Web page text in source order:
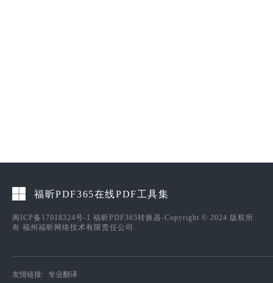
福昕PDF365在线PDF工具集
闽ICP备17018324号-1 福昕PDF365转换器-Copyright © 2024 版权所
有 福州福昕网络技术有限责任公司
友情链接: 专业翻译